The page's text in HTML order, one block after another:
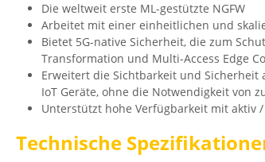
Die weltweit erste ML-gestützte NGFW
Arbeitet mit einer einheitlichen und
Bietet 5G-native Sicherheit, die zum
Transformation und Multi-Access Edge
Erweitert die Sichtbarkeit und
IoT Geräte, ohne die Notwendigkeit von
Unterstützt hohe Verfügbarkeit mit aktiv
Technische